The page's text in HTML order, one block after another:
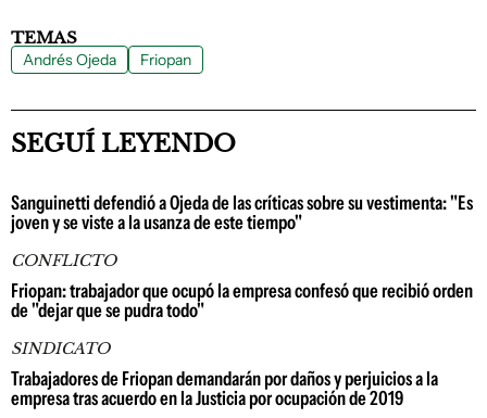
TEMAS
Andrés Ojeda Friopan
SEGUÍ LEYENDO
Sanguinetti defendió a Ojeda de las críticas sobre su vestimenta: "Es
joven y se viste a la usanza de este tiempo"
CONFLICTO
Friopan: trabajador que ocupó la empresa confesó que recibió orden
de "dejar que se pudra todo"
SINDICATO
Trabajadores de Friopan demandarán por daños y perjuicios a la
empresa tras acuerdo en la Justicia por ocupación de 2019